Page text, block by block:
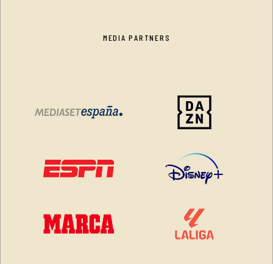
MEDIA PARTNERS